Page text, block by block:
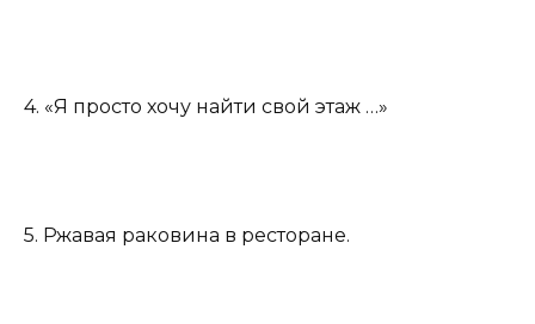
4. «Я просто хочу найти свой этаж …»
5. Ржавая раковина в ресторане.